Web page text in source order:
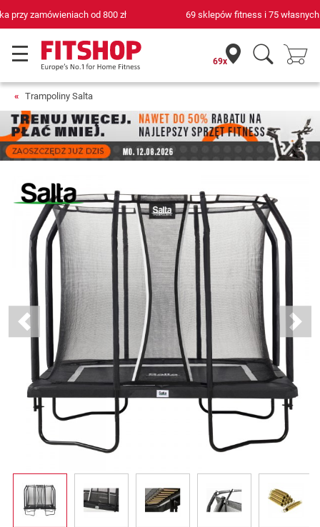
69 sklepów fitness i 75 własnych techników serwisowych
69x
Trampoliny Salta
Previous Next